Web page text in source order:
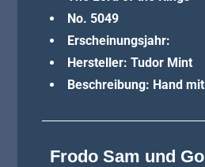
No. 5049
Erscheinungsjahr:
Hersteller: Tudor Mint
Beschreibung: Hand
Frodo Sam und